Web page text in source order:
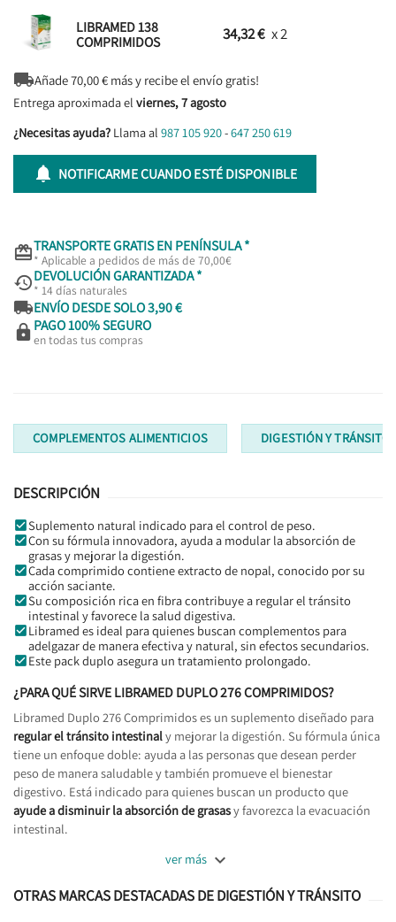
LIBRAMED 138
COMPRIMIDOS
34,32 € x 2
Añade70,00€ más y recibe el envío gratis!
Entrega aproximada el viernes, 7 agosto
¿Necesitas ayuda? Llama al 987 105 920-647 250 619
 NOTIFICARME CUANDO ESTÉ DISPONIBLE
TRANSPORTE GRATIS EN PENÍNSULA *
* Aplicable a pedidos de más de 70,00€
DEVOLUCIÓN GARANTIZADA *
* 14 días naturales
ENVÍO DESDE SOLO 3,90 €
 PAGO 100% SEGURO
en todas tus compras
COMPLEMENTOS ALIMENTICIOS DIGESTIÓN Y TRÁNSITO
DESCRIPCIÓN
Suplemento natural indicado para el control de peso.
Con su fórmula innovadora, ayuda a modular la absorción de
grasas y mejorar la digestión.
Cada comprimido contiene extracto de nopal, conocido por su
acción saciante.
Su composición rica en fibra contribuye a regular el tránsito
intestinal y favorece la salud digestiva.
Libramed es ideal para quienes buscan complementos para
adelgazar de manera efectiva y natural, sin efectos secundarios.
Este pack duplo asegura un tratamiento prolongado.
¿PARA QUÉ SIRVE LIBRAMED DUPLO 276 COMPRIMIDOS?
Libramed Duplo 276 Comprimidos es un suplemento diseñado para
regular el tránsito intestinaly mejorar la digestión. Su fórmula única
tiene un enfoque doble: ayuda a las personas que desean perder
peso de manera saludable y también promueve el bienestar
digestivo. Está indicado para quienes buscan un producto que
ayude a disminuir la absorción de grasasy favorezca la evacuación
intestinal.
ver más 
OTRAS MARCAS DESTACADAS DE DIGESTIÓN Y TRÁNSITO